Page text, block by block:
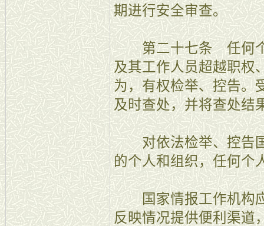
期进行安全审查。
第二十七条 任何个
及其工作人员超越职权
为，有权检举、控告。
及时查处，并将查处结
对依法检举、控告国
的个人和组织，任何个
国家情报工作机构应
反映情况提供便利渠道